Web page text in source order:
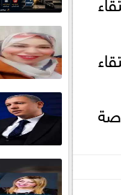
لتكريم...